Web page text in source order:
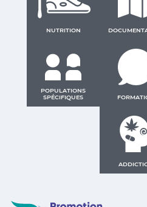
NUTRITION
POPULATIONS
SPÉCIFIQUES
Promotion Santé